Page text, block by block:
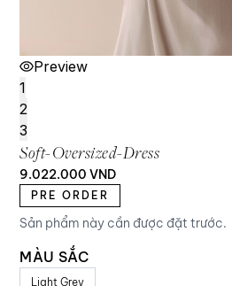
Preview
1
2
3
Soft-Oversized-Dress
9.022.000 VND
PRE ORDER
Sản phẩm này cần được đặt trước.
MÀU SẮC
Light Grey